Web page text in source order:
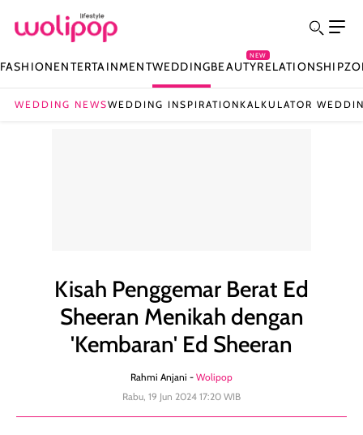
FASHIONENTERTAINMENTWEDDINGBEAUTY
NEW
RELATIONSHIP
WEDDING NEWSWEDDING INSPIRATION KALKULATOR
Kisah Penggemar Berat Ed
Sheeran Menikah dengan
'Kembaran' Ed Sheeran
Rahmi Anjani - Wolipop
Rabu, 19 Jun 2024 17:20 WIB